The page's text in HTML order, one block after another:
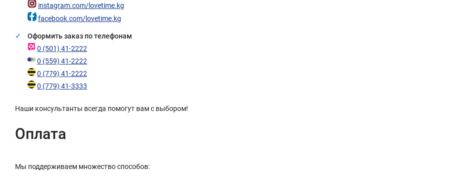
instagram.com/lovetime.kg
facebook.com/lovetime.kg
Оформить заказ по телефонам
0 (501) 41-2222
0 (559) 41-2222
0 (779) 41-2222
0 (779) 41-3333
Наши консультанты всегда помогут вам с выбором!
Оплата
Мы поддерживаем множество способов: